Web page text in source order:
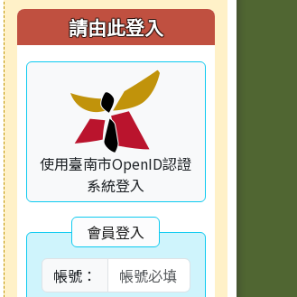
請由此登入
使用臺南市OpenID認證
系統登入
會員登入
帳號：